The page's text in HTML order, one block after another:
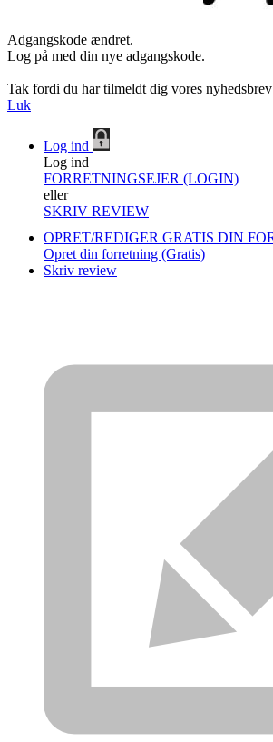
Adgangskode ændret.
Log på med din nye adgangskode.
Tak fordi du har tilmeldt dig vores
Luk
Log ind
Log ind
FORRETNINGSEJER (LOGIN)
eller
SKRIV REVIEW
OPRET/REDIGER GRATIS DIN
Opret din forretning (Gratis)
Skriv review